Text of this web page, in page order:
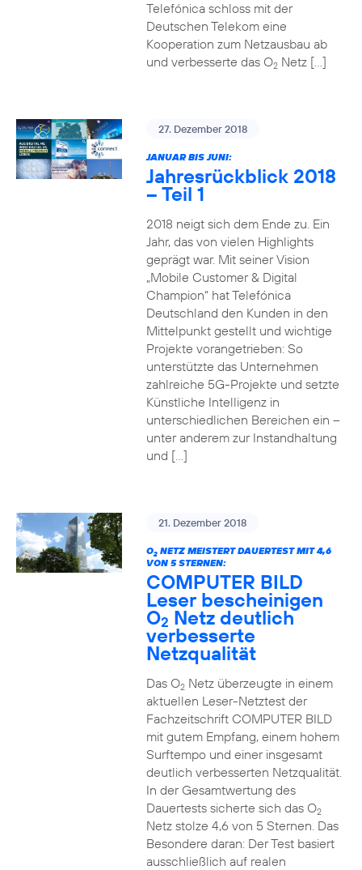
Telefónica schloss mit der
Deutschen Telekom eine
Kooperation zum Netzausbau ab
und verbesserte das O2Netz […]
27. Dezember 2018
JANUAR BIS JUNI:
Jahresrückblick 2018
– Teil 1
2018 neigt sich dem Ende zu. Ein
Jahr, das von vielen Highlights
geprägt war. Mit seiner Vision
„Mobile Customer & Digital
Champion“ hat Telefónica
Deutschland den Kunden in den
Mittelpunkt gestellt und wichtige
Projekte vorangetrieben: So
unterstützte das Unternehmen
zahlreiche 5G-Projekte und setzte
Künstliche Intelligenz in
unterschiedlichen Bereichen ein –
unter anderem zur Instandhaltung
und […]
21. Dezember 2018
O2NETZ MEISTERT DAUERTEST MIT 4,6
VON 5 STERNEN:
COMPUTER BILD
Leser bescheinigen
O2 Netz deutlich
verbesserte
Netzqualität
Das O2Netz überzeugte in einem
aktuellen Leser-Netztest der
Fachzeitschrift COMPUTER BILD
mit gutem Empfang, einem hohem
Surftempo und einer insgesamt
deutlich verbesserten Netzqualität.
In der Gesamtwertung des
Dauertests sicherte sich das O2
Netz stolze 4,6 von 5 Sternen. Das
Besondere daran: Der Test basiert
ausschließlich auf realen